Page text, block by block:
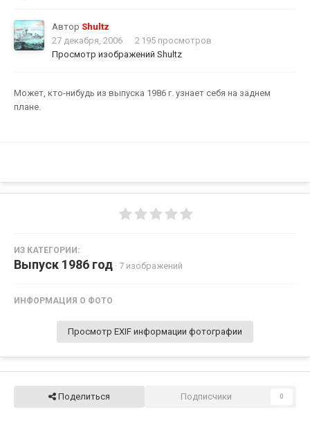
Автор Shultz
27 декабря, 2006
2 195 просмотров
Просмотр изображений Shultz
Может, кто-нибудь из выпуска 1986 г. узнает себя на заднем
плане.
ИЗ КАТЕГОРИИ:
Выпуск 1986 год · 7 изображений
ИНФОРМАЦИЯ О ФОТО
Просмотр EXIF информации фотографии
Поделиться Подписчики 0